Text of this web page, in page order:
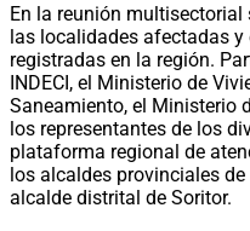
En la reunión
las localidades afectadas
registradas en la región.
INDECI, el Ministerio de
Saneamiento, el Ministerio
los representantes de los
plataforma regional de
los alcaldes provinciales
alcalde distrital de Soritor.